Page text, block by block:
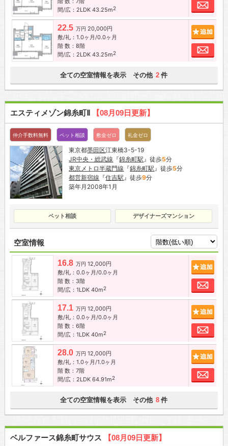
間/広：2LDK 43.25m2
22.5 万円 20,000円
敷/礼：1.0ヶ月/0.0ヶ月
階 数：8階
間/広：2LDK 43.25m2
お
全ての空室情報を表示 その他 2 件
エスティメゾン錦糸町Ⅱ 【08月09日更新】
仲介手数料無料 ペット相談 敷金ゼロ 礼金ゼロ
東京都墨田区江東橋3-5-19
JR中央・総武線 『錦糸町駅』徒歩5分
東京メトロ半蔵門線 『錦糸町駅』徒歩5分
都営新宿線 『住吉駅』徒歩9分
築年月2008年1月
ペット相談 デザイナーズマンション
空室情報
16.8 万円 12,000円
敷/礼：0.0ヶ月/0.0ヶ月
階 数：3階
間/広：1LDK 40m2
お
17.1 万円 12,000円
敷/礼：0.0ヶ月/0.0ヶ月
階 数：6階
間/広：1LDK 40m2
お
28.0 万円 12,000円
敷/礼：1.0ヶ月/1.0ヶ月
階 数：7階
間/広：2LDK 64.91m2
お
全ての空室情報を表示 その他 8 件
ベルファース錦糸町サウス 【08月09日更新】